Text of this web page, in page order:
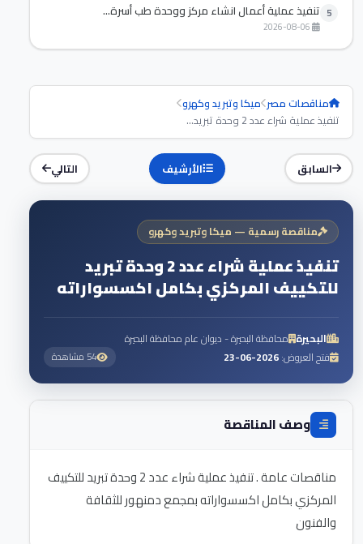
5 تنفيذ عملية أعمال انشاء مركز ووحدة طب أسرة...
مناقصات مصر ميكا وتبريد وكهرو
تنفيذ عملية شراء عدد 2 وحدة تبريد...
السابق الأرشيف التالي
مناقصة رسمية — ميكا وتبريد وكهرو
تنفيذ عملية شراء عدد 2 وحدة تبريد
للتكييف المركزي بكامل اكسسواراته
البحيرة محافظة البحيرة - ديوان عام محافظة البحيرة
فتح العروض:2026-06-23 54 مشاهدة
وصف المناقصة
مناقصات عامة . تنفيذ عملية شراء عدد 2 وحدة تبريد للتكييف
المركزي بكامل اكسسواراته بمجمع دمنهور للثقافة
والفنون